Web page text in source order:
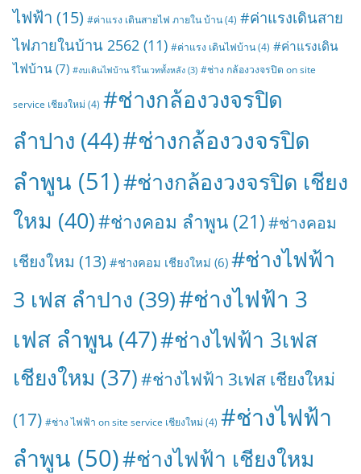
ไฟฟ้า (15) #ค่าแรง เดินสายไฟ ภายใน บ้าน(4) #ค่าแรงเดินสาย
ไฟภายในบ้าน 2562 (11) #ค่าแรง เดินไฟบ้าน(4) #ค่าแรงเดิน
ไฟบ้าน(7) #งบเดินไฟบ้าน รีโนเวททั้งหลัง (3) #ช่าง กล้องวงจรปิด on site
service เชียงใหม่ (4) #ช่างกล้องวงจรปิด
ลำปาง (44)#ช่างกล้องวงจรปิด
ลำพูน (51)#ช่างกล้องวงจรปิด เชียง
ใหม (40)#ช่างคอม ลำพูน (21)#ช่างคอม
เชียงใหม (13) #ช่างคอม เชียงใหม่ (6) #ช่างไฟฟ้า
3 เฟส ลำปาง (39)#ช่างไฟฟ้า 3
เฟส ลำพูน (47)#ช่างไฟฟ้า 3เฟส
เชียงใหม (37)#ช่างไฟฟ้า 3เฟส เชียงใหม่
(17) #ช่าง ไฟฟ้า on site service เชียงใหม่ (4) #ช่างไฟฟ้า
ลำพูน (50)#ช่างไฟฟ้า เชียงใหม